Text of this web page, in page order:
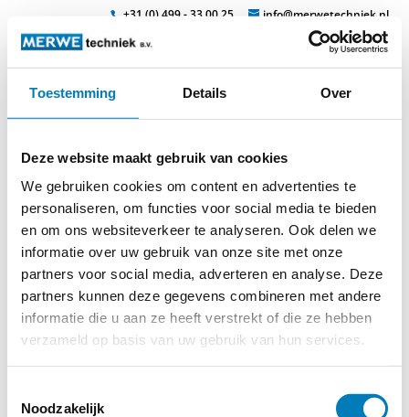
Toestemming Details Over
Deze website maakt gebruik van cookies
We gebruiken cookies om content en advertenties te
personaliseren, om functies voor social media te bieden
en om ons websiteverkeer te analyseren. Ook delen we
informatie over uw gebruik van onze site met onze
partners voor social media, adverteren en analyse. Deze
partners kunnen deze gegevens combineren met andere
informatie die u aan ze heeft verstrekt of die ze hebben
verzameld op basis van uw gebruik van hun services.
Noodzakelijk
+31 (0) 499 - 33 00 25 info@merwetechniek.nl
Veelzijdig in elektrotechnische producten
kurzschliesspatrone
© 2026MERWEtechniek B.V.-Disclaimer- Privacy Policy -
Cookieverklaring-Verdere contact gegevens